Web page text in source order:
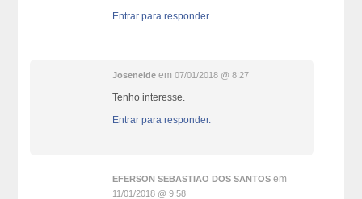
Entrar para responder.
Joseneide em07/01/2018 @ 8:27
Tenho interesse.
Entrar para responder.
EFERSON SEBASTIAO DOS SANTOS em
11/01/2018 @ 9:58